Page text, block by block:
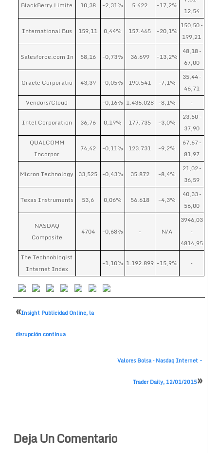
BlackBerry Limite 10,38 -2,31% 5.422 -17,2%
12,54
International Bus 159,11 0,44% 157.465 -20,1%
150,50 –
199,21
Salesforce.com In 58,16 -0,73% 36.699 -13,2%
48,18 –
67,00
Oracle Corporatio 43,39 -0,05% 190.541 -7,1%
35,44 –
46,71
Vendors/Cloud
-0,16% 1.436.028 -8,1% –
Intel Corporation 36,76 0,19% 177.735 -3,0%
23,50 –
37,90
QUALCOMM
Incorpor
74,42 -0,11% 123.731 -9,2%
67,67 –
81,97
Micron Technology 33,525 -0,43% 35.872 -8,4%
21,02 –
36,59
Texas Instruments 53,6 0,06% 56.618 -4,3%
40,33 –
56,00
NASDAQ
Composite
4704 -0,68% – N/A
3946,03
–
4814,95
The Technoblogist
Internet Index
-1,10% 1.192.899 -15,9% –
«Insight Publicidad Online, la
disrupción continua
Valores Bolsa – Nasdaq Internet -
Trader Daily, 12/01/2015»
Deja Un Comentario